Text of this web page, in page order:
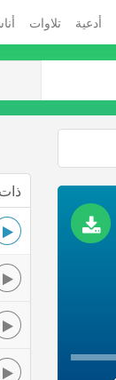
أدعية تلاوات